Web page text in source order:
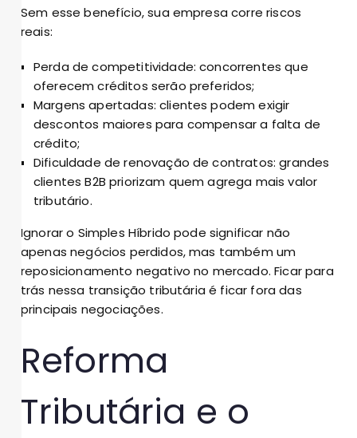
Sem esse benefício, sua empresa corre riscos
reais:
Perda de competitividade: concorrentes que
oferecem créditos serão preferidos;
Margens apertadas: clientes podem exigir
descontos maiores para compensar a falta de
crédito;
Dificuldade de renovação de contratos: grandes
clientes B2B priorizam quem agrega mais valor
tributário.
Ignorar o Simples Híbrido pode significar não
apenas negócios perdidos, mas também um
reposicionamento negativo no mercado. Ficar para
trás nessa transição tributária é ficar fora das
principais negociações.
Reforma
Tributária e o